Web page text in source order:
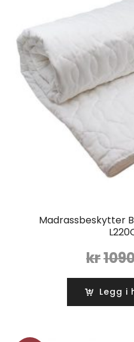
Madrassbeskytter
kr
Legg i